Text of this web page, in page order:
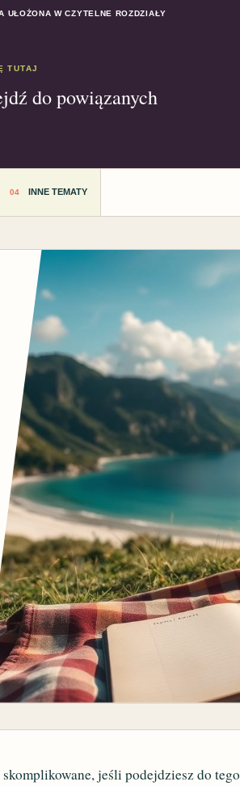
UŁOŻONA W CZYTELNE ROZDZIAŁY
TUTAJ
do powiązanych
INNE TEMATY
jeśli podejdziesz do tego